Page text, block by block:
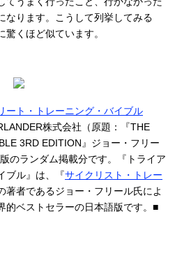
なります。こうして列挙してみる
くほど似ています。
ート・トレーニング・バイブル
株式会社（原題：『THE
3RD EDITION』ジョー・フリー
のランダム掲載分です。『トライア
ブル』は、『サイクリスト・トレー
著者であるジョー・フリール氏によ
的ベストセラーの日本語版です。■